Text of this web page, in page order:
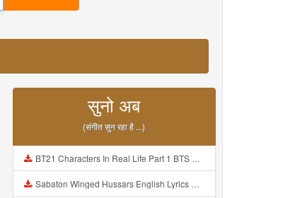
सुनो अब
(संगीत सुन रहा है ...)
BT21 Characters In Real Life Part 1 BTS AND BT21 방탄소년단 BT21 BT21아가들은 아빠조아 따라쟁이들 BTS Vs BT21 Mp3
Sabaton Winged Hussars English Lyrics Mp3